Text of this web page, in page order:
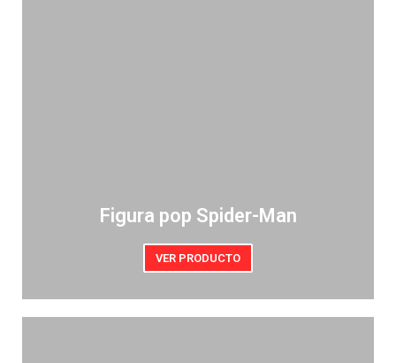
Figura pop Spider-Man
VER PRODUCTO